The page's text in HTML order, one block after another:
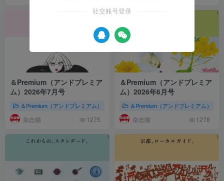
＆Premium（アンドプレミア
ム）2026年7月号
＆Premium（アンドプレミアム） 2026年杂志集合 株式会社マガジン
杂志猫 1275
＆Premium（アンドプレミア
ム）2026年6月号
＆Premium（アンドプレミアム）
杂志猫 1278
社交账号登录